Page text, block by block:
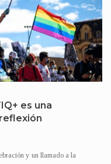
es una
y un llamado a la